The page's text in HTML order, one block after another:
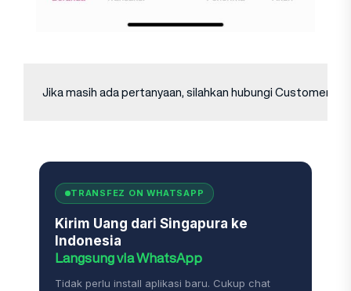
Jika masih ada pertanyaan, silahkan hubungi Customer
TRANSFEZ ON WHATSAPP
Kirim Uang dari Singapura ke
Indonesia
Langsung via WhatsApp
Tidak perlu install aplikasi baru. Cukup chat